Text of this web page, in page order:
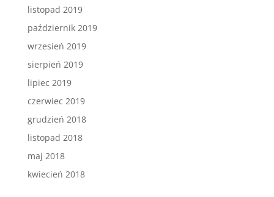
listopad 2019
październik 2019
wrzesień 2019
sierpień 2019
lipiec 2019
czerwiec 2019
grudzień 2018
listopad 2018
maj 2018
kwiecień 2018